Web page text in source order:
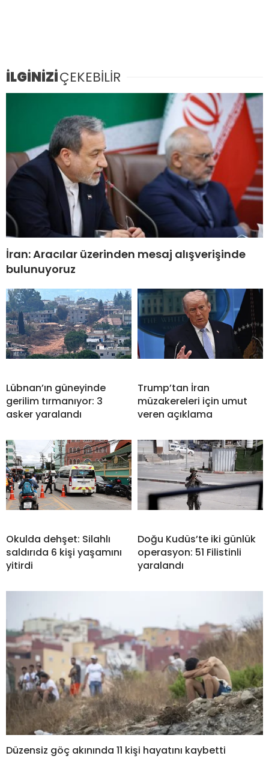
İLGİNİZİÇEKEBİLİR
İran: Aracılar üzerinden mesaj alışverişinde
bulunuyoruz
Lübnan’ın güneyinde
gerilim tırmanıyor: 3
asker yaralandı
Trump’tan İran
müzakereleri için umut
veren açıklama
Okulda dehşet: Silahlı
saldırıda 6 kişi yaşamını
yitirdi
Doğu Kudüs’te iki günlük
operasyon: 51 Filistinli
yaralandı
Düzensiz göç akınında 11 kişi hayatını kaybetti